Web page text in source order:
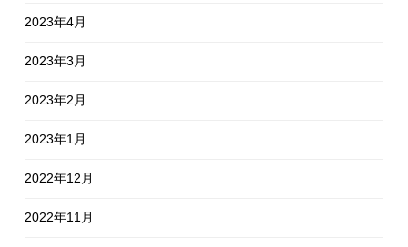
2023年4月
2023年3月
2023年2月
2023年1月
2022年12月
2022年11月